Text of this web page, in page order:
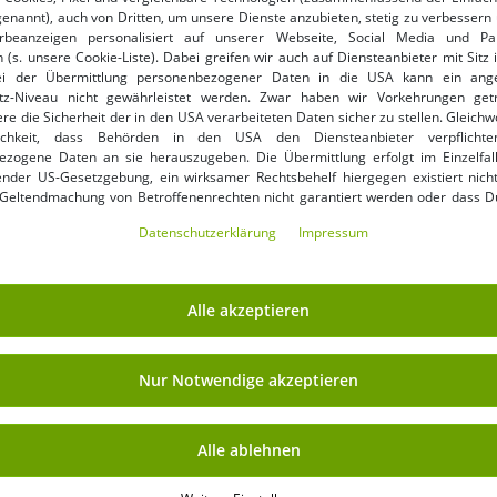
36 37
weiche GROUNDIES
Barfußschuhe Universe Teddy
Damen Low-Top Echtleder
Sneaker mit TrueSense Sohle
GND-110296-01 Schwarz
UVP:130,00 €* 27,99 €
In den Warenkorb
36 37 38 39 40 42 43
markante GROUNDIES
Barfußschuhe Phoenix 2.0
Damen Echtleder Stiefelette mit
TrueSense Sohle GND-110283-
04 Braun
UVP:160,00 €* 29,99 €
In den Warenkorb
auch von Dritten, um unsere Dienste anzubieten, stetig zu verbessern
personalisiert auf unserer Webseite, Social Media und
(s. unsere Cookie-Liste). Dabei greifen wir auch auf Diensteanbieter mit Sitz
der Übermittlung personenbezogener Daten in die USA kann ein
Niveau nicht gewährleistet werden. Zwar haben wir Vorkehrungen
die Sicherheit der in den USA verarbeiteten Daten sicher zu stellen.
dass Behörden in den USA den Diensteanbieter
Daten an sie herauszugeben. Die Übermittlung erfolgt im
US-Gesetzgebung, ein wirksamer Rechtsbehelf hiergegen existiert
von Betroffenenrechten nicht garantiert werden oder dass
in die USA für einverstanden (s.a. unsere Datenschutzerklärung). Du hast
erklären oder unter „Weitere Einstellungen“ an Deine Wünsche
kannst Du jederzeit über „Datenschutz-Einstellungen“ am Ende jeder
die Zukunft widerrufen oder ändern.
Daten­schutz­erklärung Impressum
Alle akzeptieren
Nur Notwendige akzeptieren
Alle ablehnen